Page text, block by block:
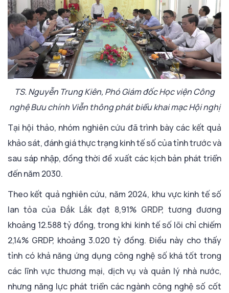
TS. Nguyễn Trung Kiên, Phó Giám đốc Học viện Công
nghệ Bưu chính Viễn thông phát biểu khai mạc Hội nghị
Tại hội thảo, nhóm nghiên cứu đã trình bày các kết quả
khảo sát, đánh giá thực trạng kinh tế số của tỉnh trước và
sau sáp nhập, đồng thời đề xuất các kịch bản phát triển
đến năm 2030.
Theo kết quả nghiên cứu, năm 2024, khu vực kinh tế số
lan tỏa của Đắk Lắk đạt 8,91% GRDP, tương đương
khoảng 12.588 tỷ đồng, trong khi kinh tế số lõi chỉ chiếm
2,14% GRDP, khoảng 3.020 tỷ đồng. Điều này cho thấy
tỉnh có khả năng ứng dụng công nghệ số khá tốt trong
các lĩnh vực thương mại, dịch vụ và quản lý nhà nước,
nhưng năng lực phát triển các ngành công nghệ số cốt